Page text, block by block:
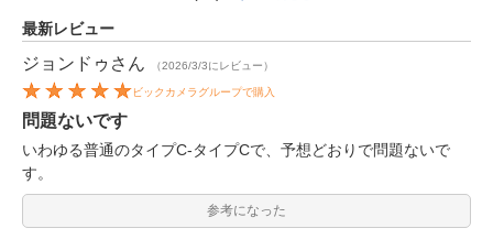
最新レビュー
ジョンドゥ さん （2026/3/3にレビュー）
ビックカメラグループで購入
問題ないです
いわゆる普通のタイプC-タイプCで、予想どおりで問題ないで
す。
参考になった